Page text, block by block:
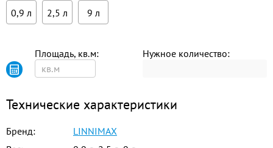
0,9 л 2,5 л 9 л
Площадь, кв.м: Нужное количество:
Технические характеристики
Бренд:
LINNIMAX